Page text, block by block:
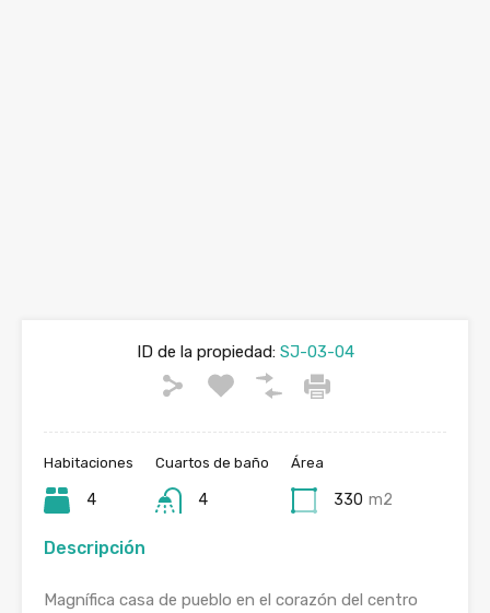
ID de la propiedad:SJ-03-04
Habitaciones
4
Cuartos de baño
4
Área
330 m2
Descripción
Magnífica casa de pueblo en el corazón del centro